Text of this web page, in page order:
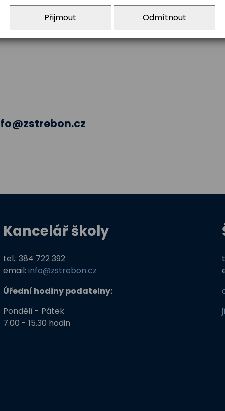
Kancelář školy
tel.: 384 722 392
email: info@zstrebon.cz
Úřední hodiny podatelny:
Pondělí - Pátek
7.00 - 15.30 hodin
Přijmout Odmítnout